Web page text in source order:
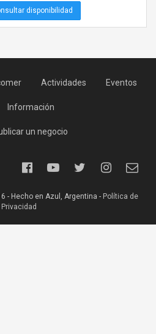
disponibilidad
Actividades Eventos
Información
un negocio
- Hecho en Azul, Argentina - Política de
Privacidad